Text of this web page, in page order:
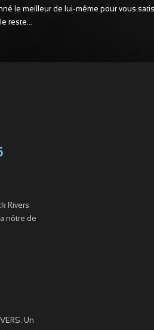
le meilleur de lui-même pour vous
reste…
Rivers
nôtre de
Un